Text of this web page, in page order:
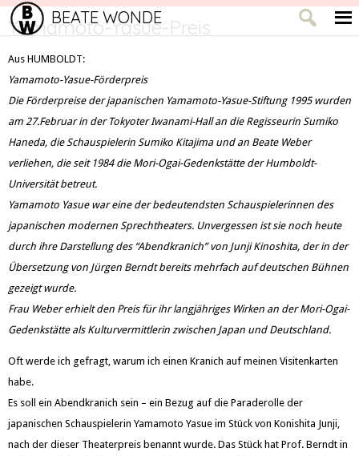
BEATE WONDE
Yamamoto-Yasue-Preis
Aus HUMBOLDT:
Yamamoto-Yasue-Förderpreis
Die Förderpreise der japanischen Yamamoto-Yasue-Stiftung 1995 wurden
am 27.Februar in der Tokyoter Iwanami-Hall an die Regisseurin Sumiko
Haneda, die Schauspielerin Sumiko Kitajima und an Beate Weber
verliehen, die seit 1984 die Mori-Ogai-Gedenkstätte der Humboldt-
Universität betreut.
Yamamoto Yasue war eine der bedeutendsten Schauspielerinnen des
japanischen modernen Sprechtheaters. Unvergessen ist sie noch heute
durch ihre Darstellung des “Abendkranich” von Junji Kinoshita, der in der
Übersetzung von Jürgen Berndt bereits mehrfach auf deutschen Bühnen
gezeigt wurde.
Frau Weber erhielt den Preis für ihr langjähriges Wirken an der Mori-Ogai-
Gedenkstätte als Kulturvermittlerin zwischen Japan und Deutschland.
Oft werde ich gefragt, warum ich einen Kranich auf meinen Visitenkarten
habe.
Es soll ein Abendkranich sein – ein Bezug auf die Paraderolle der
japanischen Schauspielerin Yamamoto Yasue im Stück von Konishita Junji,
nach der dieser Theaterpreis benannt wurde. Das Stück hat Prof. Berndt in